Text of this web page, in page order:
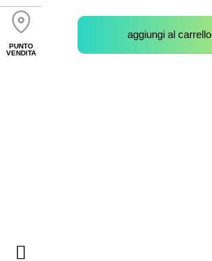
PUNTO
VENDITA
aggiungi al carrello